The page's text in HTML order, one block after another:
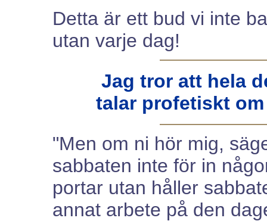
Detta är ett bud vi inte
utan varje dag!
Jag tror att hela
talar profetiskt
"Men om ni hör mig,
sabbaten inte för in
portar utan håller
annat arbete på den